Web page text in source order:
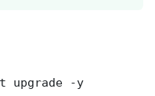
upgrade -y